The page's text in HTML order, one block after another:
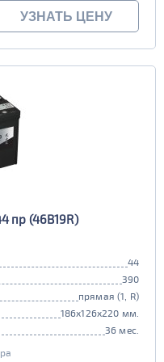
УЗНАТЬ ЦЕНУ
пр (46B19R)
44
390
прямая (1, R)
186x126x220 мм.
36 мес.